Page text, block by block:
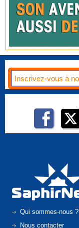
Qui sommes-nous ?
Nous contacter